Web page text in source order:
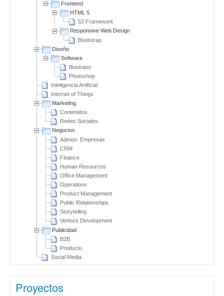
Frontend
HTML 5
52 Framework
Responsive Web Design
Bootstrap
Diseño
Software
Illustrator
Photoshop
Inteligencia Artificial
Internet of Things
Marketing
Contenidos
Redes Sociales
Negocios
Admon. Empresas
CRM
Finance
Human Resources
Office Management
Operations
Product Management
Public Relationships
Storytelling
Venture Development
Publicidad
B2B
Producto
Social Media
Proyectos